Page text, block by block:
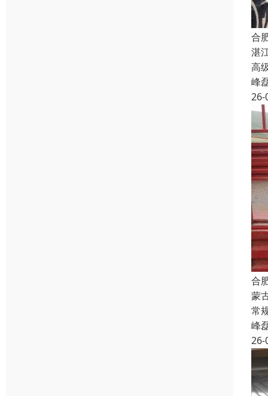
合
湛
高
峰
26-
合
蒙
常
峰
26-